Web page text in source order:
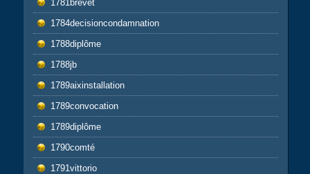
1781brevet
1784decisioncondamnation
1788diplôme
1788jb
1789aixinstallation
1789convocation
1789diplôme
1790comté
1791vittorio